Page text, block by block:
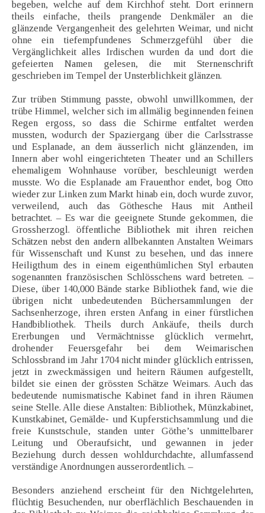
begeben, welche auf dem Kirchhof steht. Dort erinnern
theils einfache, theils prangende Denkmäler an die
glänzende Vergangenheit des gelehrten Weimar, und nicht
ohne ein tiefempfundenes Schmerzgefühl über die
Vergänglichkeit alles Irdischen wurden da und dort die
gefeierten Namen gelesen, die mit Sternenschrift
geschrieben im Tempel der Unsterblichkeit glänzen.
Zur trüben Stimmung passte, obwohl unwillkommen, der
trübe Himmel, welcher sich im allmälig beginnenden feinen
Regen ergoss, so dass die Schirme entfaltet werden
mussten, wodurch der Spaziergang über die Carlsstrasse
und Esplanade, an dem äusserlich nicht glänzenden, im
Innern aber wohl eingerichteten Theater und an Schillers
ehemaligem Wohnhause vorüber, beschleunigt werden
musste. Wo die Esplanade am Frauenthor endet, bog Otto
wieder zur Linken zum Markt hinab ein, doch wurde zuvor,
verweilend, auch das Göthesche Haus mit Antheil
betrachtet. – Es war die geeignete Stunde gekommen, die
Grossherzogl. öffentliche Bibliothek mit ihren reichen
Schätzen nebst den andern allbekannten Anstalten Weimars
für Wissenschaft und Kunst zu besehen, und das innere
Heiligthum des in einem eigenthümlichen Styl erbauten
sogenannten französischen Schlösschens ward betreten. –
Diese, über 140,000 Bände starke Bibliothek fand, wie die
übrigen nicht unbedeutenden Büchersammlungen der
Sachsenherzoge, ihren ersten Anfang in einer fürstlichen
Handbibliothek. Theils durch Ankäufe, theils durch
Ererbungen und Vermächtnisse glücklich vermehrt,
drohender Feuersgefahr bei dem Weimarischen
Schlossbrand im Jahr 1704 nicht minder glücklich entrissen,
jetzt in zweckmässigen und heitern Räumen aufgestellt,
bildet sie einen der grössten Schätze Weimars. Auch das
bedeutende numismatische Kabinet fand in ihren Räumen
seine Stelle. Alle diese Anstalten: Bibliothek, Münzkabinet,
Kunstkabinet, Gemälde- und Kupferstichsammlung und die
freie Kunstschule, standen unter Göthe’s unmittelbarer
Leitung und Oberaufsicht, und gewannen in jeder
Beziehung durch dessen wohldurchdachte, allumfassend
verständige Anordnungen ausserordentlich. –
Besonders anziehend erscheint für den Nichtgelehrten,
flüchtig Besuchenden, nur oberflächlich Beschauenden in